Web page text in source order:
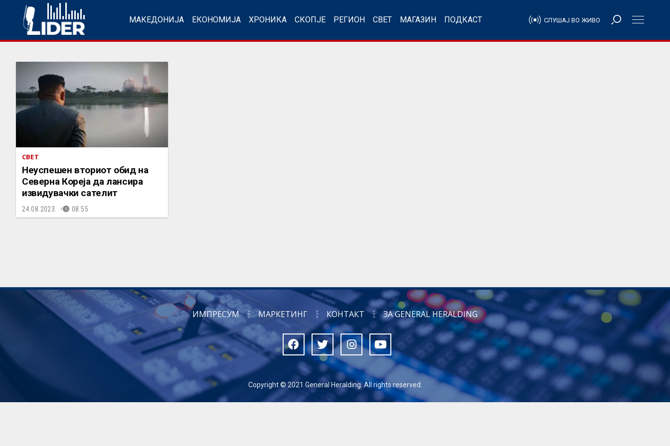
МАКЕДОНИЈА ЕКОНОМИЈА ХРОНИКА СКОПЈЕ РЕГИОН СВЕТ МАГАЗИН ПОДКАСТ СЛУШАЈ ВО ЖИВО
СВЕТ
Неуспешен вториот обид на
Северна Кореја да лансира
извидувачки сателит
24.08.2023. 08:55
ИМПРЕСУМ МАРКЕТИНГ КОНТАКТ ЗА GENERAL HERALDING
Copyright © 2021 General Heralding. All rights reserved.